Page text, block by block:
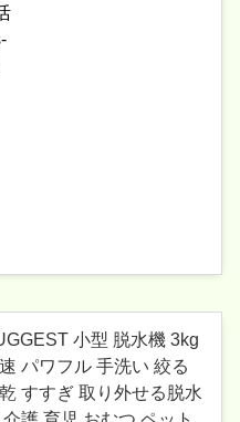
小型 脱水機 3kg
パワフル 手洗い 絞る
すすぎ 取り外せる脱水